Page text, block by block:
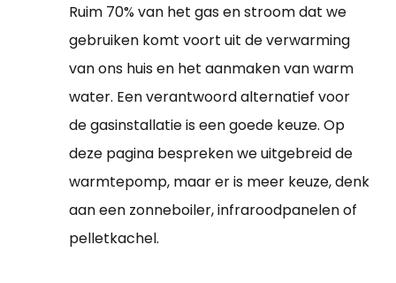
Ruim 70% van het gas en stroom dat we
gebruiken komt voort uit de verwarming
van ons huis en het aanmaken van warm
water. Een verantwoord alternatief voor
de gasinstallatie is een goede keuze. Op
deze pagina bespreken we uitgebreid de
warmtepomp, maar er is meer keuze, denk
aan een zonneboiler, infraroodpanelen of
pelletkachel.